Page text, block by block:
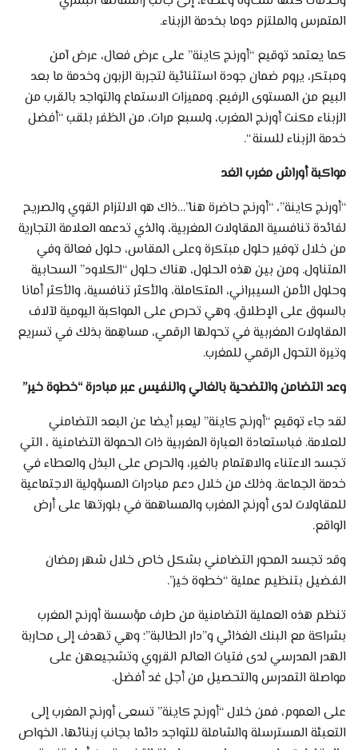
المتمرس والملتزم دوما بخدمة الزبناء.
كما يعتمد توقيع “أورنج كاينة” على عرض فعال، عرض آمن
ومبتكر، يروم ضمان جودة استثنائية لتجربة الزبون وخدمة ما بعد
البيع من المستوى الرفيع. ومميزات الاستماع والتواجد بالقرب من
الزبناء مكنت أورنج المغرب، ولسبع مرات، من الظفر بلقب “أفضل
خدمة الزبناء للسنة “.
مواكبة أوراش مغرب الغد
“أورنج كاينة”، “أورنج حاضرة هنا”…ذاك هو الالتزام القوي والصريح
لفائدة تنافسية المقاولات المغربية، والذي تدعمه العلامة التجارية
من خلال توفير حلول مبتكرة وعلى المقاس، حلول فعالة وفي
المتناول. ومن بين هذه الحلول، هناك حلول “الكلاود” السحابية
وحلول الأمن السيبراني، المتكاملة، والأكثر تنافسية، والأكثر أمانا
بالسوق على الإطلاق. وهي تحرص على المواكبة اليومية لآلاف
المقاولات المغربية في تحولها الرقمي، مساهِمة بذلك في تسريع
وتيرة التحول الرقمي للمغرب.
وعد التضامن والتضحية بالغالي والنفيس عبر مبادرة “خطوة خير”
لقد جاء توقيع “أورنج كاينة” ليعبر أيضا عن البعد التضامني
للعلامة. فباستعادة العبارة المغربية ذات الحمولة التضامنية ، التي
تجسد الاعتناء والاهتمام بالغير، والحرص على البذل والعطاء في
خدمة الجماعة. وذلك من خلال دعم مبادرات المسؤولية الاجتماعية
للمقاولات لدى أورنج المغرب والمساهمة في بلورتها على أرض
الواقع.
وقد تجسد المحور التضامني بشكل خاص خلال شهر رمضان
الفضيل بتنظيم عملية “خطوة خير”.
تنظم هذه العملية التضامنية من طرف مؤسسة أورنج المغرب
بشراكة مع البنك الغذائي و”دار الطالبة”؛ وهي تهدف إلى محاربة
الهدر المدرسي لدى فتيات العالم القروي وتشجيعهن على
مواصلة التمدرس والتحصيل من أجل غد أفضل.
على العموم، فمن خلال “أورنج كاينة” تسعى أورنج المغرب إلى
التعبئة المسترسلة والشاملة للتواجد دائما بجانب زبنائها، الخواص